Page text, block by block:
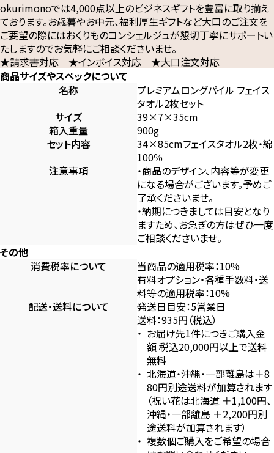
okurimonoでは4,000点以上のビジネスギフトを豊富に取り揃え
ております。お歳暮やお中元、福利厚生ギフトなど大口のご注文を
ご要望の際にはおくりものコンシェルジュが懇切丁寧にサポートい
たしますのでお気軽にご相談くださいませ。
★請求書対応 ★インボイス対応 ★大口注文対応
商品サイズやスペックについて
名称
プレミアムロングパイル フェイス
タオル2枚セット
サイズ
39×7×35cm
箱入重量
900g
セット内容
34×85cmフェイスタオル2枚・綿
100％
注意事項
・商品のデザイン、内容等が変更
になる場合がございます。予めご
了承くださいませ。
・納期につきましては目安となり
ますため、お急ぎの方はぜひ一度
ご相談くださいませ。
その他
消費税率について
当商品の適用税率：10%
有料オプション・各種手数料・送
料等の適用税率：10%
配送・送料について
発送日目安：5営業日
送料：935円（税込）
お届け先1件につきご購入金
額 税込20,000円以上で送料
無料
北海道・沖縄・一部離島は＋8
80円別途送料が加算されます
（祝い花は北海道 ＋1,100円、
沖縄・一部離島 ＋2,200円別
途送料が加算されます）
複数個ご購入をご希望の場合